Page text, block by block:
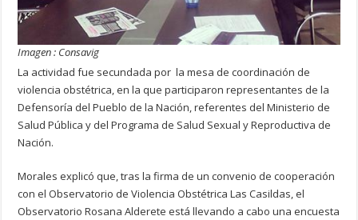
Imagen : Consavig
La actividad fue secundada por la mesa de coordinación de
violencia obstétrica, en la que participaron representantes de la
Defensoría del Pueblo de la Nación, referentes del Ministerio de
Salud Pública y del Programa de Salud Sexual y Reproductiva de
Nación.
Morales explicó que, tras la firma de un convenio de cooperación
con el Observatorio de Violencia Obstétrica Las Casildas, el
Observatorio Rosana Alderete está llevando a cabo una encuesta